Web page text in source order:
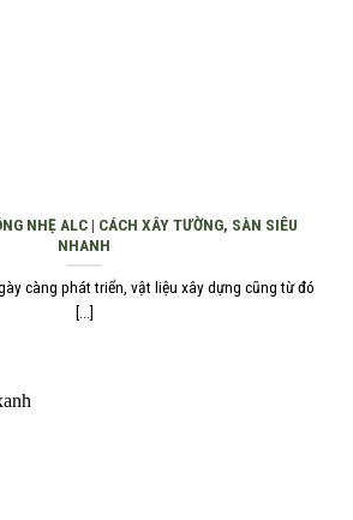
NHẸ ALC | CÁCH XÂY TƯỜNG, SÀN SIÊU
NHANH
càng phát triển, vật liệu xây dựng cũng từ đó
[...]